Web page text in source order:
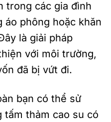
trong các gia đình
áo phông hoặc khăn
là giải pháp
với môi trường,
đã bị vứt đi.
bạn có thể sử
thảm cao su có